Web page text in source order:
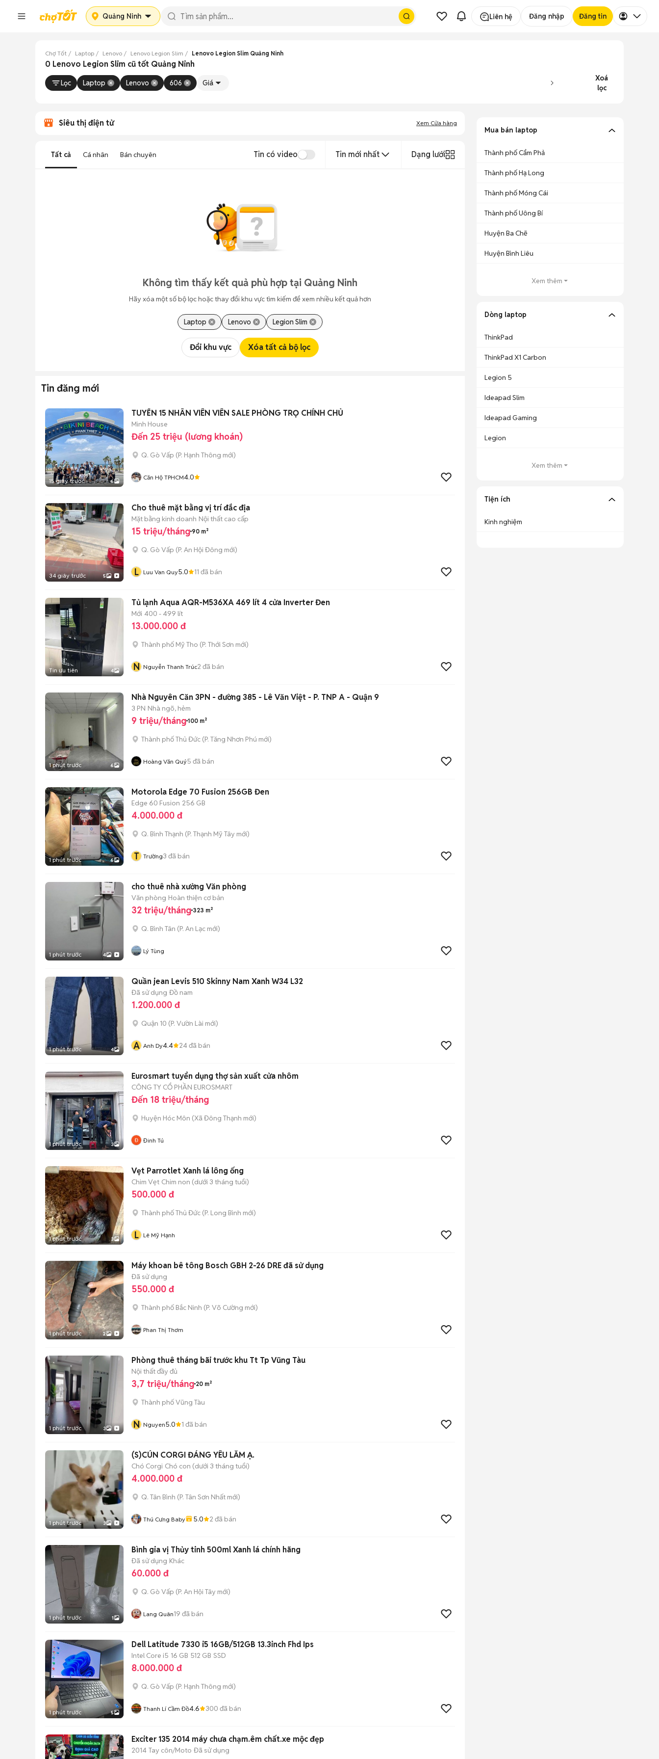
Quảng Ninh Liên hệ Đăng nhập Đăng tin
Chợ Tốt Laptop Lenovo Lenovo Legion Slim Lenovo Legion Slim Quảng Ninh
0 Lenovo Legion Slim cũ tốt Quảng Ninh
Lọc Laptop Lenovo 606 Giá
Xoá
lọc
Siêu thị điện tử Xem Cửa hàng
Tất cả Cá nhân Bán chuyên Tin có video Tin mới nhất Dạng lưới
Không tìm thấy kết quả phù hợp tại Quảng Ninh
Hãy xóa một số bộ lọc hoặc thay đổi khu vực tìm kiếm để xem nhiều kết quả hơn
Laptop Lenovo Legion Slim
Đổi khu vực Xóa tất cả bộ lọc
Tin đăng mới
15 giây trước 6
TUYỂN 15 NHÂN VIÊN VIÊN SALE PHÒNG TRỌ CHÍNH CHỦ
Minh House
Đến 25 triệu (lương khoán)
Q. Gò Vấp (P. Hạnh Thông mới)
Căn Hộ TPHCM4.0
34 giây trước 5
Cho thuê mặt bằng vị trí đắc địa
Mặt bằng kinh doanh Nội thất cao cấp
15 triệu/tháng 90 m²
Q. Gò Vấp (P. An Hội Đông mới)
L Luu Van Quy5.0 11 đã bán
Tin ưu tiên 4
Tủ lạnh Aqua AQR-M536XA 469 lít 4 cửa Inverter Đen
Mới 400 - 499 lít
13.000.000 đ
Thành phố Mỹ Tho (P. Thới Sơn mới)
N Nguyễn Thanh Trúc2 đã bán
1 phút trước 6
Nhà Nguyên Căn 3PN - đường 385 - Lê Văn Việt - P. TNP A - Quận 9
3 PN Nhà ngõ, hẻm
9 triệu/tháng 100 m²
Thành phố Thủ Đức (P. Tăng Nhơn Phú mới)
Hoàng Văn Quý5 đã bán
1 phút trước 6
Motorola Edge 70 Fusion 256GB Đen
Edge 60 Fusion 256 GB
4.000.000 đ
Q. Bình Thạnh (P. Thạnh Mỹ Tây mới)
T Trường3 đã bán
1 phút trước 4
cho thuê nhà xưởng Văn phòng
Văn phòng Hoàn thiện cơ bản
32 triệu/tháng 323 m²
Q. Bình Tân (P. An Lạc mới)
Lý Tùng
1 phút trước 4
Quần jean Levis 510 Skinny Nam Xanh W34 L32
Đã sử dụng Đồ nam
1.200.000 đ
Quận 10 (P. Vườn Lài mới)
A Anh Dy4.4 24đã bán
1 phút trước 3
Eurosmart tuyển dụng thợ sản xuất cửa nhôm
CÔNG TY CỔ PHẦN EUROSMART
Đến 18 triệu/tháng
Huyện Hóc Môn (Xã Đông Thạnh mới)
Đinh Tú
1 phút trước 3
Vẹt Parrotlet Xanh lá lông ống
Chim Vẹt Chim non (dưới 3 tháng tuổi)
500.000 đ
Thành phố Thủ Đức (P. Long Bình mới)
L Lê Mỹ Hạnh
1 phút trước 2
Máy khoan bê tông Bosch GBH 2-26 DRE đã sử dụng
Đã sử dụng
550.000 đ
Thành phố Bắc Ninh (P. Võ Cường mới)
Phan Thị Thơm
1 phút trước 3
Phòng thuê tháng bãi trước khu Tt Tp Vũng Tàu
Nội thất đầy đủ
3,7 triệu/tháng 20 m²
Thành phố Vũng Tàu
N Nguyen5.0 1 đã bán
1 phút trước 3
(S)CÚN CORGI ĐÁNG YÊU LẮM Ạ.
Chó Corgi Chó con (dưới 3 tháng tuổi)
4.000.000 đ
Q. Tân Bình (P. Tân Sơn Nhất mới)
Thú Cưng Baby 5.0 2 đã bán
1 phút trước 1
Bình gia vị Thủy tinh 500ml Xanh lá chính hãng
Đã sử dụng Khác
60.000 đ
Q. Gò Vấp (P. An Hội Tây mới)
Lang Quân19 đã bán
1 phút trước 5
Dell Latitude 7330 i5 16GB/512GB 13.3inch Fhd Ips
Intel Core i5 16 GB 512 GB SSD
8.000.000 đ
Q. Gò Vấp (P. Hạnh Thông mới)
Thanh Lí Cầm Đồ4.6 300 đã bán
Exciter 135 2014 máy chưa chạm.êm chất.xe mộc đẹp
2014 Tay côn/Moto Đã sử dụng
Mua bán laptop
Thành phố Cẩm Phả
Thành phố Hạ Long
Thành phố Móng Cái
Thành phố Uông Bí
Huyện Ba Chẽ
Huyện Bình Liêu
Xem thêm
Dòng laptop
ThinkPad
ThinkPad X1 Carbon
Legion 5
Ideapad Slim
Ideapad Gaming
Legion
Xem thêm
Tiện ích
Kinh nghiệm